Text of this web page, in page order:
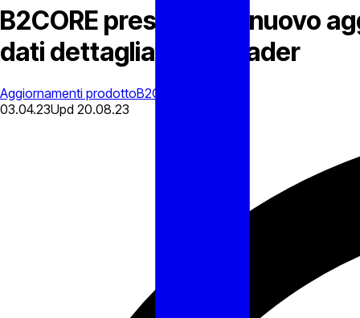
B2CORE presenta un nuovo
dati dettagliati su cTrader
Aggiornamenti prodottoB2CONNECT
03.04.23Upd 20.08.23